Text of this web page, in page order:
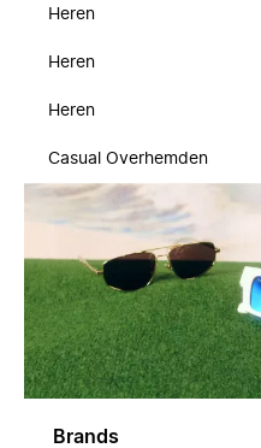
Heren
Heren
Heren
Casual Overhemden
Brands